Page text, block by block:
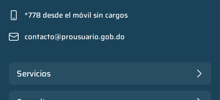
*778 desde el móvil sin cargos
contacto@prousuario.gob.do
Servicios